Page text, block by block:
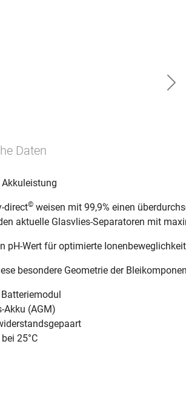
Next
Daten
direct© weisen mit 99,9% einen
aktuelle Glasvlies-Separatoren mit
pH-Wert für optimierte
besondere Geometrie der
Akku (AGM)
25°C